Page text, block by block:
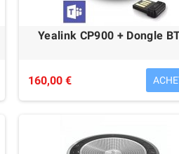
Yealink CP900 + Dongle
160,00 €